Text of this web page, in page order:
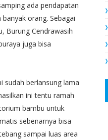
ada pendapatan
orang. Sebagai
Burung Cendrawasih
juga bisa
sudah berlansung lama
ini tentu ramah
bambu untuk
sebenarnya bisa
sampai luas area